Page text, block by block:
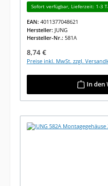
Sofort verfügbar, Lieferzeit: 1-3
EAN: 4011377048621
Hersteller: JUNG
Hersteller-Nr.: 581A
Regulärer Preis:
8,74 €
Preise inkl. MwSt. zzgl.
In den